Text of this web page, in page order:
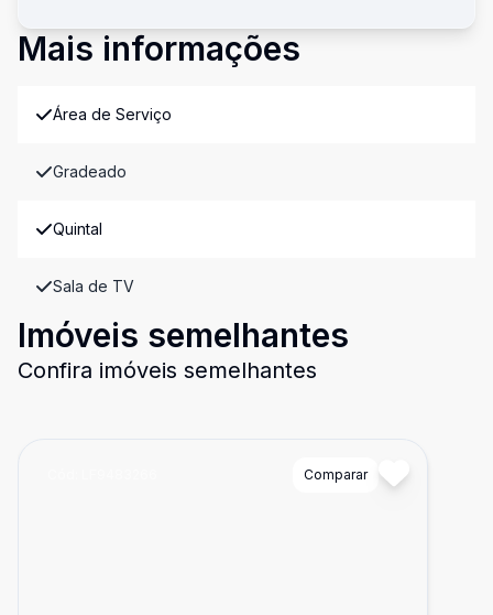
Mais informações
Área de Serviço
Gradeado
Quintal
Sala de TV
Imóveis semelhantes
Confira imóveis semelhantes
Comparar